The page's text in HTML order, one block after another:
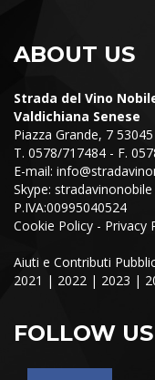
ABOUT US
Strada del Vino
Valdichiana Senese
Piazza Grande, 7
T. 0578/717484 - F.
E-mail:
Skype: stradavinonobile
P.IVA:00995040524
Cookie Policy - Privacy
Aiuti e Contributi
2021 | 2022 | 2023 |
FOLLOW US